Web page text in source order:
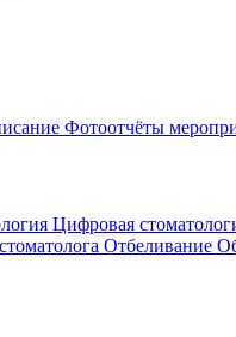
Фотоотчёты
Цифровая
Отбеливание